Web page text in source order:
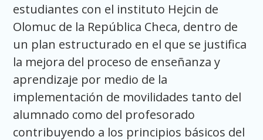
estudiantes con el instituto Hejcin de
Olomuc de la República Checa, dentro de
un plan estructurado en el que se justifica
la mejora del proceso de enseñanza y
aprendizaje por medio de la
implementación de movilidades tanto del
alumnado como del profesorado
contribuyendo a los principios básicos del